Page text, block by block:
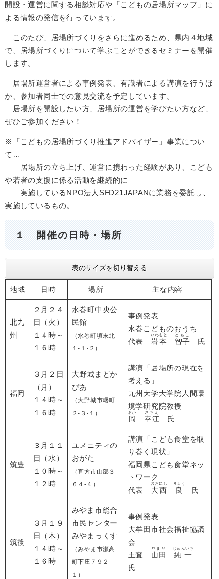
開設・運営に関する相談対応や「こどもの居場所マップ」に
よる情報の発信を行っています。
このたび、居場所づくりをさらに進めるため、県内４地域
で、居場所づくりについて学ぶことができるセミナーを開催
します。
居場所運営者による事例発表、有識者による講演を行うほ
か、参加者同士での意見交流を予定しています。
居場所を開設したい方、居場所の運営を学びたい方など、
ぜひご参加ください！
※「こどもの居場所づくり推進アドバイザー」事業につい
て…
居場所の立ち上げ、運営に携わった経験があり、こども
や若者の支援に係る活動を継続的に
実施しているNPO法人SFD21JAPANに業務を委託し、
実施しているもの。
１ 開催の日時・場所
表のサイズを切り替える
地域 日時 場所 主な内容
北九
州
２月２４
日（火）
１４時～
１６時
水巻町中央公
民館
（水巻町頃末北
１-１-２）
事例発表
水巻こどものおうち
代表 岩本
いわもと
智子
ともこ
氏
福岡
３月２日
（月）
１４時～
１６時
大野城まどか
ぴあ
（大野城市曙町
２-３-１）
講演「居場所の現在を
考える」
九州大学大学院人間環
境学研究院教授
岡
おか
幸江
さちえ
氏
筑豊
３月１１
日（水）
１０時～
１２時
ユメニティの
おがた
（直方市山部３
６４-４）
講演「こども食堂を取
り巻く現状」
福岡県こども食堂ネッ
トワーク
代表 大西
おおにし
良
りょう
氏
筑後
３月１９
日（木）
１４時～
１６時
みやま市総合
市民センター
みやまっくす
（みやま市瀬高
町下庄７９２-
１）
事例発表
大牟田市社会福祉協議
会
主査 山田
やまだ
純一
じゅんいち
氏